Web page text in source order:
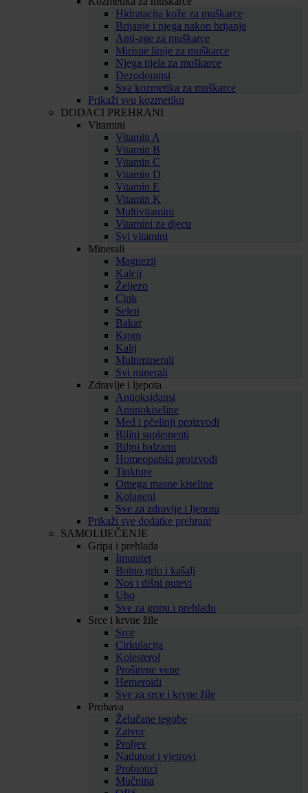
Hidratacija kože za muškarce
Brijanje i njega nakon brijanja
Anti-age za muškarce
Mirisne linije za muškarce
Njega tijela za muškarce
Dezodoransi
Sva kozmetika za muškarce
Prikaži svu kozmetiku
DODACI PREHRANI
Vitamini
Vitamin A
Vitamin B
Vitamin C
Vitamin D
Vitamin E
Vitamin K
Multivitamini
Vitamini za djecu
Svi vitamini
Minerali
Magnezij
Kalcij
Željezo
Cink
Selen
Bakar
Krom
Kalij
Multiminerali
Svi minerali
Zdravlje i ljepota
Antioksidansi
Aminokiseline
Med i pčelinji proizvodi
Biljni suplementi
Biljni balzami
Homeopatski proizvodi
Tinkture
Omega masne kiseline
Kolageni
Sve za zdravlje i ljepotu
Prikaži sve dodatke prehrani
SAMOLIJEČENJE
Gripa i prehlada
Imunitet
Bolno grlo i kašalj
Nos i dišni putevi
Uho
Sve za gripu i prehladu
Srce i krvne žile
Srce
Cirkulacija
Kolesterol
Proširene vene
Hemeroidi
Sve za srce i krvne žile
Probava
Želučane tegobe
Zatvor
Proljev
Nadutost i vjetrovi
Probiotici
Mučnina